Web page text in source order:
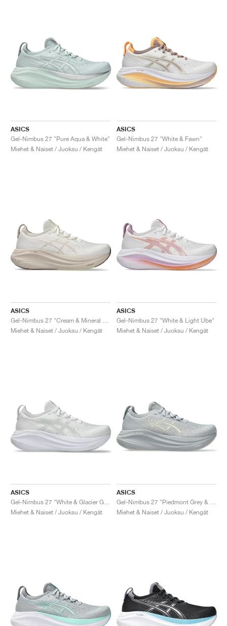
ASICS
Gel-Nimbus 27 "Pure Aqua & White"
Miehet & Naiset / Juoksu / Kengät
ASICS
Gel-Nimbus 27 "White & Fawn"
Miehet & Naiset / Juoksu / Kengät
ASICS
Miehet & Naiset / Juoksu / Kengät
ASICS
Gel-Nimbus 27 "White & Light Ube"
Miehet & Naiset / Juoksu / Kengät
ASICS
Miehet & Naiset / Juoksu / Kengät
ASICS
Miehet & Naiset / Juoksu / Kengät